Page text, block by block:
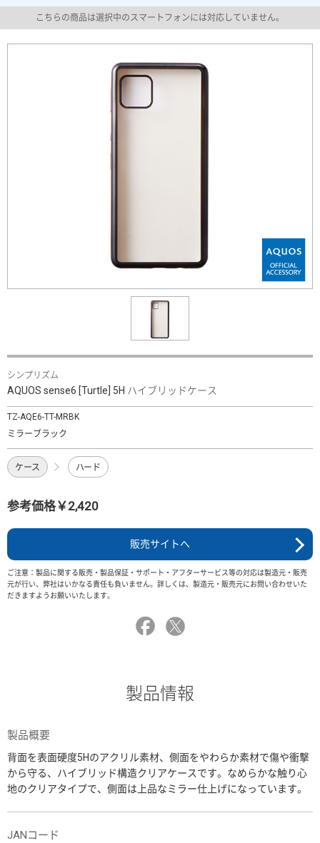
こちらの商品は選択中のスマートフォンには対応していません。
シンプリズム
AQUOS sense6 [Turtle] 5H ハイブリッドケース
TZ-AQE6-TT-MRBK
ミラーブラック
ケース ハード
参考価格￥2,420
販売サイトへ
ご注意：製品に関する販売・製品保証・サポート・アフターサービス等の対応は製造元・販売
元が行い、弊社はいかなる責任も負いません。詳しくは、製造元・販売元にお問い合わせいた
だきますようお願いいたします。
製品情報
製品概要
背面を表面硬度5Hのアクリル素材、側面をやわらか素材で傷や衝撃
から守る、ハイブリッド構造クリアケースです。なめらかな触り心
地のクリアタイプで、側面は上品なミラー仕上げになっています。
JANコード